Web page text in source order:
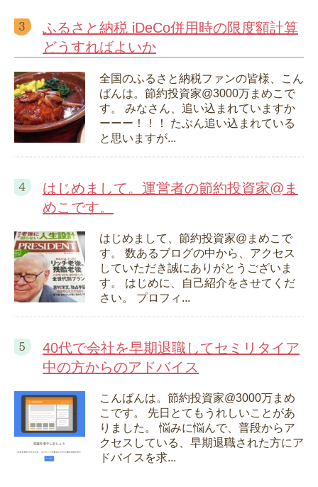
ふるさと納税 iDeCo併用時の限度額計算
どうすればよいか
全国のふるさと納税ファンの皆様、こん
ばんは。節約投資家@3000万まめこで
す。 みなさん、追い込まれていますか
ーーー！！！ たぶん追い込まれている
と思いますが...
はじめまして。運営者の節約投資家@ま
めこです。
はじめまして、節約投資家@まめこで
す。 数あるブログの中から、アクセス
していただき誠にありがとうございま
す。 はじめに、自己紹介をさせてくだ
さい。 プロフィ...
40代で会社を早期退職してセミリタイア
中の方からのアドバイス
こんばんは。節約投資家@3000万まめ
こです。 先日とてもうれしいことがあ
りました。 悩みに悩んで、普段からア
クセスしている、早期退職された方にア
ドバイスを求...